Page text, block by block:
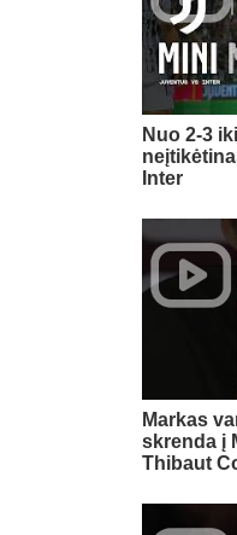
Nuo 2-3
Inter
Markas
skrenda į
Thibaut